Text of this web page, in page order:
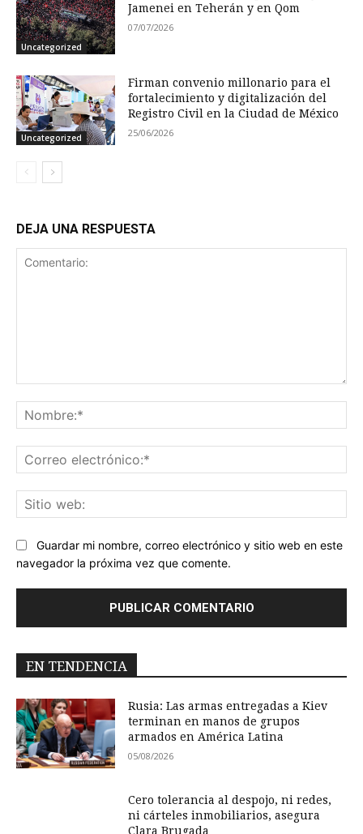
Uncategorized
Jamenei en Teherán y en Qom
07/07/2026
Uncategorized
Firman convenio millonario para el
fortalecimiento y digitalización del
Registro Civil en la Ciudad de México
25/06/2026
DEJA UNA RESPUESTA
Guardar mi nombre, correo electrónico y sitio web en este
navegador la próxima vez que comente.
EN TENDENCIA
Rusia: Las armas entregadas a Kiev
terminan en manos de grupos
armados en América Latina
05/08/2026
Cero tolerancia al despojo, ni redes,
ni cárteles inmobiliarios, asegura
Clara Brugada